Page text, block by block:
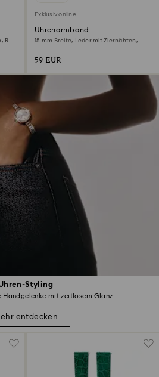
Styling
Handgelenke mit zeitlosem Glanz
entdecken
Rot,
Exklusiv online
Uhrenarmband
15 mm Breite, Leder mit Ziernähten,
59 EUR